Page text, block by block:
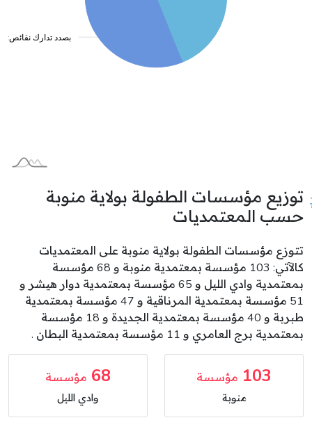
توزيع مؤسسات الطفولة بولاية منوبة
حسب المعتمديات
تتوزع مؤسسات الطفولة بولاية منوبة على المعتمديات
كالآتي: 103 مؤسسة بمعتمدية منوبة و 68 مؤسسة
بمعتمدية وادي الليل و 65 مؤسسة بمعتمدية دوار هيشر و
51 مؤسسة بمعتمدية المرناقية و 47 مؤسسة بمعتمدية
طبربة و 40 مؤسسة بمعتمدية الجديدة و 18 مؤسسة
بمعتمدية برج العامري و 11 مؤسسة بمعتمدية البطان .
103 مؤسسة
منوبة
68 مؤسسة
وادي الليل